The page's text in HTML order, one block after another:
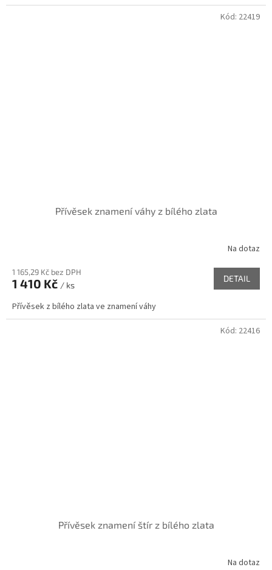
Přívěsek znamení váhy z bílého zlata
Na dotaz
1 165,29 Kč bez DPH
1 410 Kč / ks
DETAIL
Přívěsek z bílého zlata ve znamení váhy
Kód: 22419
Přívěsek znamení štír z bílého zlata
Na dotaz
Kód: 22416